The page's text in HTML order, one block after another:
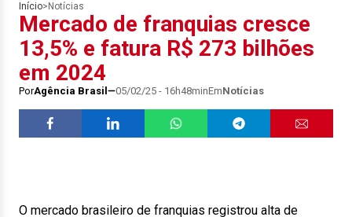
Início> Notícias
Mercado de franquias cresce
13,5% e fatura R$ 273 bilhões
em 2024
PorAgência Brasil 05/02/25 - 16h48minEmNotícias
O mercado brasileiro de franquias registrou alta de